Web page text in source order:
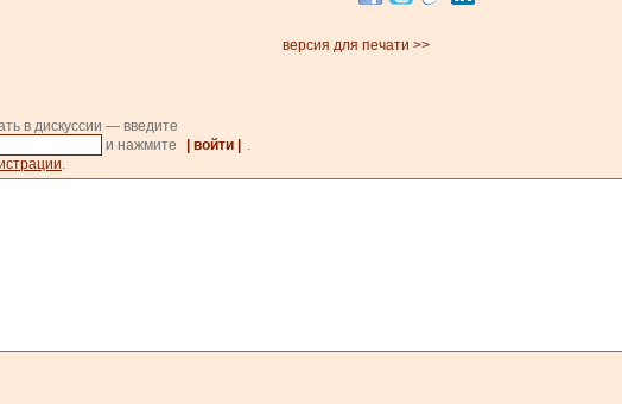
версия для печати >>
в дискуссии — введите
и нажмите | войти |
.
.